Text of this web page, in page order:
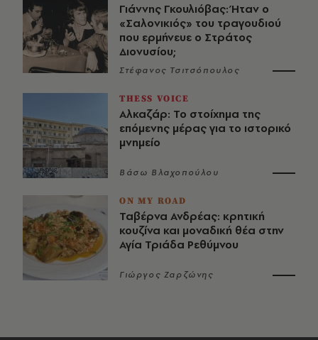
Γιάννης Γκουλιόβας: Ήταν ο
«Σαλονικιός» του τραγουδιού
που ερμήνευε ο Στράτος
Διονυσίου;
Στέφανος Τσιτσόπουλος
THESS VOICE
Αλκαζάρ: Το στοίχημα της
επόμενης μέρας για το ιστορικό
μνημείο
Βάσω Βλαχοπούλου
ON MY ROAD
Ταβέρνα Ανδρέας: κρητική
κουζίνα και μοναδική θέα στην
Αγία Τριάδα Ρεθύμνου
Γιώργος Ζαρζώνης